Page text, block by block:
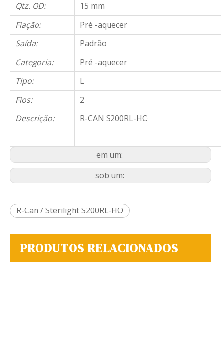
Qtz. OD:
15 mm
Fiação:
Pré -aquecer
Saída:
Padrão
Categoria:
Pré -aquecer
Tipo:
L
Fios:
2
Descrição:
R-CAN S200RL-HO
em um:
sob um:
R-Can / Sterilight S200RL-HO
PRODUTOS RELACIONADOS